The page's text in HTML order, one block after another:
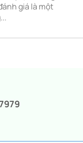
giá là một